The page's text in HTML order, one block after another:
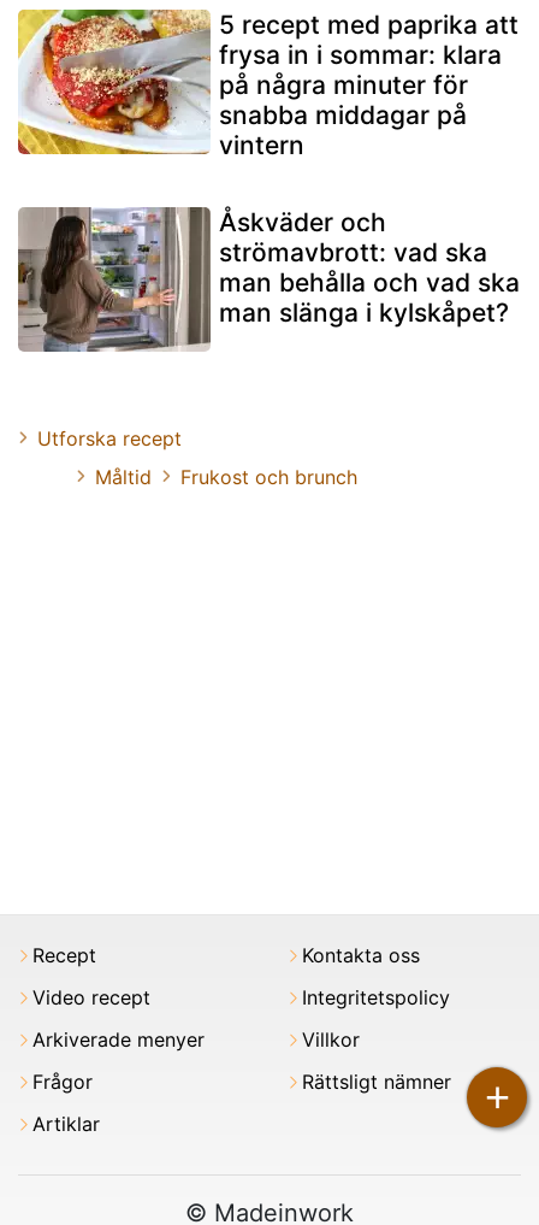
+
5 recept med paprika att
frysa in i sommar: klara
på några minuter för
snabba middagar på
vintern
Åskväder och
strömavbrott: vad ska
man behålla och vad ska
man slänga i kylskåpet?
Utforska recept
Måltid
Frukost och brunch
Recept
Video recept
Arkiverade menyer
Frågor
Artiklar
Kontakta oss
Integritetspolicy
Villkor
Rättsligt nämner
© Madeinwork